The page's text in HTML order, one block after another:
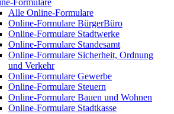
Formulare
Alle Online-Formulare
Online-Formulare BürgerBüro
Online-Formulare Stadtwerke
Online-Formulare Standesamt
Online-Formulare Sicherheit, Ordnung
und Verkehr
Online-Formulare Gewerbe
Online-Formulare Steuern
Online-Formulare Bauen und Wohnen
Online-Formulare Stadtkasse